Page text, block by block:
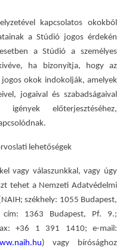
kapcsolatos okokból
a Stúdió jogos érdekén
a Stúdió a személyes
ha bizonyítja, hogy az
okok indokolják, amelyek
jogaival és szabadságaival
előterjesztéséhez,
i lehetőségek
vagy válaszunkkal, vagy úgy
tehet a Nemzeti Adatvédelmi
székhely: 1055 Budapest,
cím: 1363 Budapest, Pf. 9.;
+36 1 391 1410; e-mail:
) vagy bírósághoz